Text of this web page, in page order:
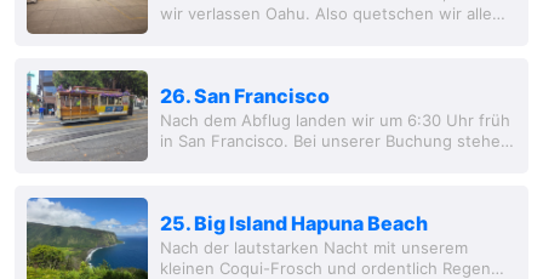
wir verlassen Oahu. Also quetschen wir alle
26. San Francisco
Nach dem Abflug landen wir um 6:30 Uhr früh
in San Francisco. Bei unserer Buchung stehen
25. Big Island Hapuna Beach
Nach der lautstarken Nacht mit unserem
kleinen Coqui-Frosch und ordentlich Regen